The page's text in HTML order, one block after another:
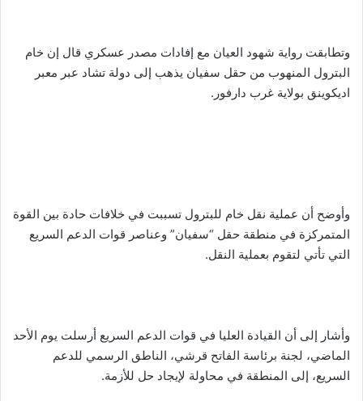
وتطابقت رواية شهود العيان مع إفادات مصدر عسكري قال إن خام
البترول المنهوب من حقل سفيان يذهب إلى دولة تشاد عبر معبر
اديكوينق بولاية غرب دارفور.
وأوضح أن عملية نقل خام للبترول تسببت في خلافات حادة بين القوة
المتمركزة في منطقة حقل “سفيان” وعناصر قوات الدعم السريع
التي تأتي لتقوم بعملية النقل.
وأشار إلى أن القيادة العليا في قوات الدعم السريع أرسلت يوم الأحد
الماضي، لجنة برئاسة الفاتح قرشي، الناطق الرسمي للدعم
السريع، إلى المنطقة في محاولة لإيجاد حل للأزمة.